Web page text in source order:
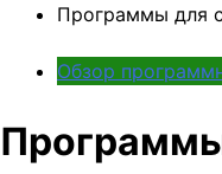
Программы для
Обзор